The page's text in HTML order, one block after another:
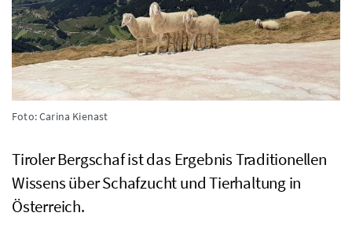
Foto: Carina Kienast
Tiroler Bergschaf ist das Ergebnis Traditionellen
Wissens über Schafzucht und Tierhaltung in
Österreich.